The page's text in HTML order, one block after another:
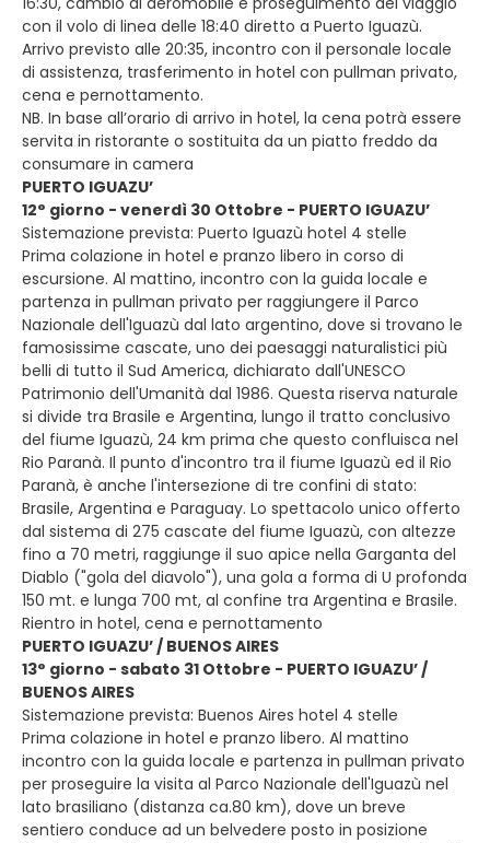
con il volo di linea delle 18:40 diretto a Puerto Iguazù.
Arrivo previsto alle 20:35, incontro con il personale locale
di assistenza, trasferimento in hotel con pullman privato,
cena e pernottamento.
NB. In base all’orario di arrivo in hotel, la cena potrà essere
servita in ristorante o sostituita da un piatto freddo da
consumare in camera
PUERTO IGUAZU’
12° giorno - venerdì 30 Ottobre - PUERTO IGUAZU’
Sistemazione prevista: Puerto Iguazù hotel 4 stelle
Prima colazione in hotel e pranzo libero in corso di
escursione. Al mattino, incontro con la guida locale e
partenza in pullman privato per raggiungere il Parco
Nazionale dell'Iguazù dal lato argentino, dove si trovano le
famosissime cascate, uno dei paesaggi naturalistici più
belli di tutto il Sud America, dichiarato dall'UNESCO
Patrimonio dell'Umanità dal 1986. Questa riserva naturale
si divide tra Brasile e Argentina, lungo il tratto conclusivo
del fiume Iguazù, 24 km prima che questo confluisca nel
Rio Paranà. Il punto d'incontro tra il fiume Iguazù ed il Rio
Paranà, è anche l'intersezione di tre confini di stato:
Brasile, Argentina e Paraguay. Lo spettacolo unico offerto
dal sistema di 275 cascate del fiume Iguazù, con altezze
fino a 70 metri, raggiunge il suo apice nella Garganta del
Diablo ("gola del diavolo"), una gola a forma di U profonda
150 mt. e lunga 700 mt, al confine tra Argentina e Brasile.
Rientro in hotel, cena e pernottamento
PUERTO IGUAZU’ / BUENOS AIRES
13° giorno - sabato 31 Ottobre - PUERTO IGUAZU’ /
BUENOS AIRES
Sistemazione prevista: Buenos Aires hotel 4 stelle
Prima colazione in hotel e pranzo libero. Al mattino
incontro con la guida locale e partenza in pullman privato
per proseguire la visita al Parco Nazionale dell'Iguazù nel
lato brasiliano (distanza ca.80 km), dove un breve
sentiero conduce ad un belvedere posto in posizione